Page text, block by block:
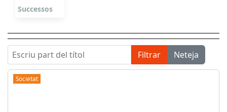
Successos
Escriu part del títol Filtrar Neteja
Societat